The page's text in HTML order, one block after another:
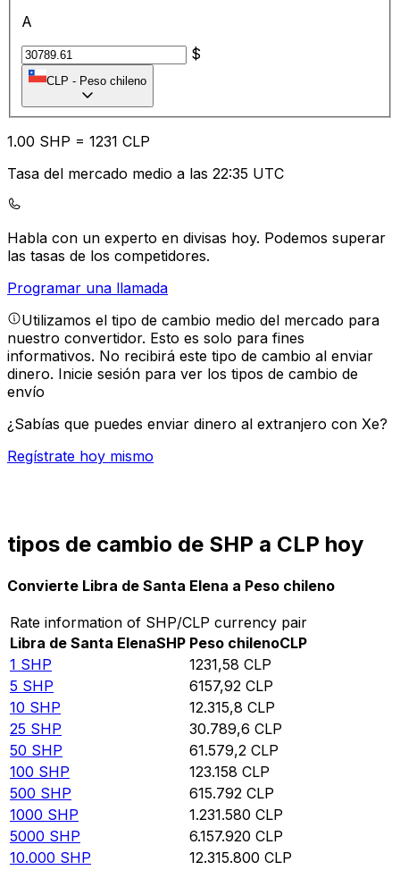
A
$
CLP - Peso chileno
1.00 SHP = 1231 CLP
Tasa del mercado medio a las 22:35 UTC
Habla con un experto en divisas hoy. Podemos superar
las tasas de los competidores.
Programar una llamada
Utilizamos el tipo de cambio medio del mercado para
nuestro convertidor. Esto es solo para fines
informativos. No recibirá este tipo de cambio al enviar
dinero. Inicie sesión para ver los tipos de cambio de
envío
¿Sabías que puedes enviar dinero al extranjero con Xe?
Regístrate hoy mismo
tipos de cambio de SHP a CLP hoy
Convierte Libra de Santa Elena a Peso chileno
Rate information of SHP/CLP currency pair
Libra de Santa ElenaSHP Peso chilenoCLP
1 SHP 1231,58 CLP
5 SHP 6157,92 CLP
10 SHP 12.315,8 CLP
25 SHP 30.789,6 CLP
50 SHP 61.579,2 CLP
100 SHP 123.158 CLP
500 SHP 615.792 CLP
1000 SHP 1.231.580 CLP
5000 SHP 6.157.920 CLP
10.000 SHP 12.315.800 CLP